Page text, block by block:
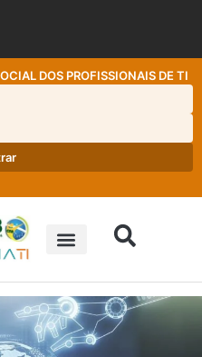
DOS PROFISSIONAIS DE TI